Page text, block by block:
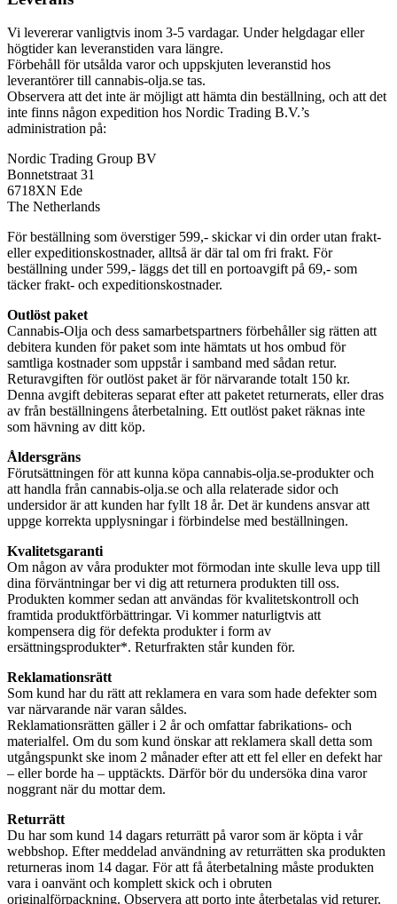
Vi levererar vanligtvis inom 3-5 vardagar. Under helgdagar eller
högtider kan leveranstiden vara längre.
Förbehåll för utsålda varor och uppskjuten leveranstid hos
leverantörer till cannabis-olja.se tas.
Observera att det inte är möjligt att hämta din beställning, och att det
inte finns någon expedition hos Nordic Trading B.V.’s
administration på:
Nordic Trading Group BV
Bonnetstraat 31
6718XN Ede
The Netherlands
För beställning som överstiger 599,- skickar vi din order utan frakt-
eller expeditionskostnader, alltså är där tal om fri frakt. För
beställning under 599,- läggs det till en portoavgift på 69,- som
täcker frakt- och expeditionskostnader.
Outlöst paket
Cannabis-Olja och dess samarbetspartners förbehåller sig rätten att
debitera kunden för paket som inte hämtats ut hos ombud för
samtliga kostnader som uppstår i samband med sådan retur.
Returavgiften för outlöst paket är för närvarande totalt 150 kr.
Denna avgift debiteras separat efter att paketet returnerats, eller dras
av från beställningens återbetalning. Ett outlöst paket räknas inte
som hävning av ditt köp.
Åldersgräns
Förutsättningen för att kunna köpa cannabis-olja.se-produkter och
att handla från cannabis-olja.se och alla relaterade sidor och
undersidor är att kunden har fyllt 18 år. Det är kundens ansvar att
uppge korrekta upplysningar i förbindelse med beställningen.
Kvalitetsgaranti
Om någon av våra produkter mot förmodan inte skulle leva upp till
dina förväntningar ber vi dig att returnera produkten till oss.
Produkten kommer sedan att användas för kvalitetskontroll och
framtida produktförbättringar. Vi kommer naturligtvis att
kompensera dig för defekta produkter i form av
ersättningsprodukter*. Returfrakten står kunden för.
Reklamationsrätt
Som kund har du rätt att reklamera en vara som hade defekter som
var närvarande när varan såldes.
Reklamationsrätten gäller i 2 år och omfattar fabrikations- och
materialfel. Om du som kund önskar att reklamera skall detta som
utgångspunkt ske inom 2 månader efter att ett fel eller en defekt har
– eller borde ha – upptäckts. Därför bör du undersöka dina varor
noggrant när du mottar dem.
Returrätt
Du har som kund 14 dagars returrätt på varor som är köpta i vår
webbshop. Efter meddelad användning av returrätten ska produkten
returneras inom 14 dagar. För att få återbetalning måste produkten
vara i oanvänt och komplett skick och i obruten
originalförpackning. Observera att porto inte återbetalas vid returer.